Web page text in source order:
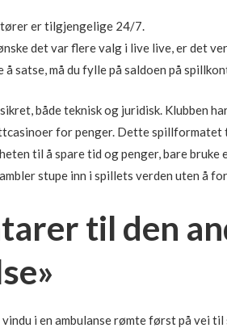
er tilgjengelige 24/7.
det var flere valg i live live, er det
å satse, må du fylle på saldoen på
både teknisk og juridisk. Klubben
for penger. Dette
til å spare tid og penger, bare
stupe inn i spillets verden uten å
til den
vindu i en ambulanse rømte først på vei